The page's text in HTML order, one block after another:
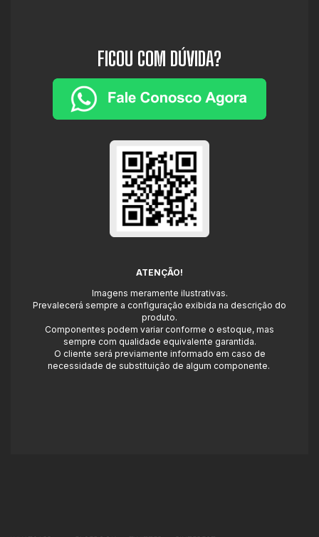
FICOU COM DÚVIDA?
ATENÇÃO!
Imagens meramente ilustrativas.
Prevalecerá sempre a configuração exibida na descrição do
produto.
Componentes podem variar conforme o estoque, mas
sempre com qualidade equivalente garantida.
O cliente será previamente informado em caso de
necessidade de substituição de algum componente.